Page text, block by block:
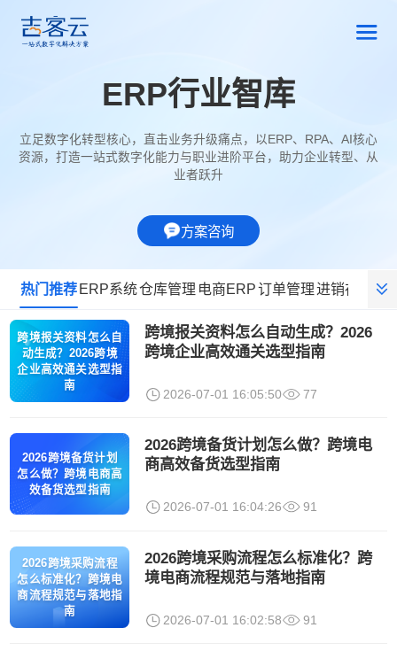
ERP行业智库
立足数字化转型核心，直击业务升级痛点，以ERP、RPA、AI核心
资源，打造一站式数字化能力与职业进阶平台，助力企业转型、从
业者跃升
方案咨询
热门推荐ERP系统仓库管理 电商ERP订单管理进销存软件
跨境报关资料怎么自
动生成？2026跨境
企业高效通关选型指
南
跨境报关资料怎么自动生成？2026
跨境企业高效通关选型指南
2026-07-01 16:05:50 77
2026跨境备货计划
怎么做？跨境电商高
效备货选型指南
2026跨境备货计划怎么做？跨境电
商高效备货选型指南
2026-07-01 16:04:26 91
2026跨境采购流程
怎么标准化？跨境电
商流程规范与落地指
南
2026跨境采购流程怎么标准化？跨
境电商流程规范与落地指南
2026-07-01 16:02:58 91